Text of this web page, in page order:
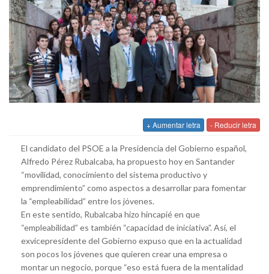
+ Aumentar letra - Reducir letra
El candidato del PSOE a la Presidencia del Gobierno español,
Alfredo Pérez Rubalcaba, ha propuesto hoy en Santander
“movilidad, conocimiento del sistema productivo y
emprendimiento” como aspectos a desarrollar para fomentar
la “empleabilidad” entre los jóvenes.
En este sentido, Rubalcaba hizo hincapié en que
“empleabilidad” es también “capacidad de iniciativa”. Así, el
exvicepresidente del Gobierno expuso que en la actualidad
son pocos los jóvenes que quieren crear una empresa o
montar un negocio, porque “eso está fuera de la mentalidad